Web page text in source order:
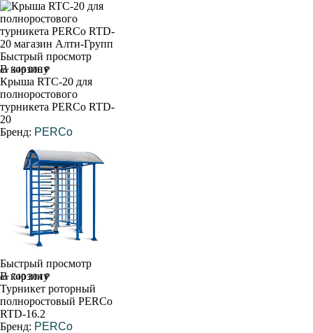
Быстрый просмотр
В корзину
от 346 000 ₽
Крыша RTC-20 для
полноростового
турникета PERCo RTD-
20
Бренд: PERCo
Быстрый просмотр
В корзину
от 740 304 ₽
Турникет роторный
полноростовый PERCo
RTD-16.2
Бренд: PERCo